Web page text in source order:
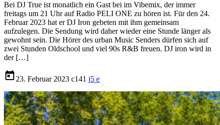
Bei DJ True ist monatlich ein Gast bei im Vibemix, der immer
freitags um 21 Uhr auf Radio PELI ONE zu hören ist. Für den 24.
Februar 2023 hat er DJ Iron gebeten mit ihm gemeinsam
aufzulegen. Die Sendung wird daher wieder eine Stunde länger als
gewohnt sein. Die Hörer des urban Music Senders dürfen sich auf
zwei Stunden Oldschool und viel 90s R&B freuen. DJ iron wird in
der […]
today 23. Februar 2023 141 5